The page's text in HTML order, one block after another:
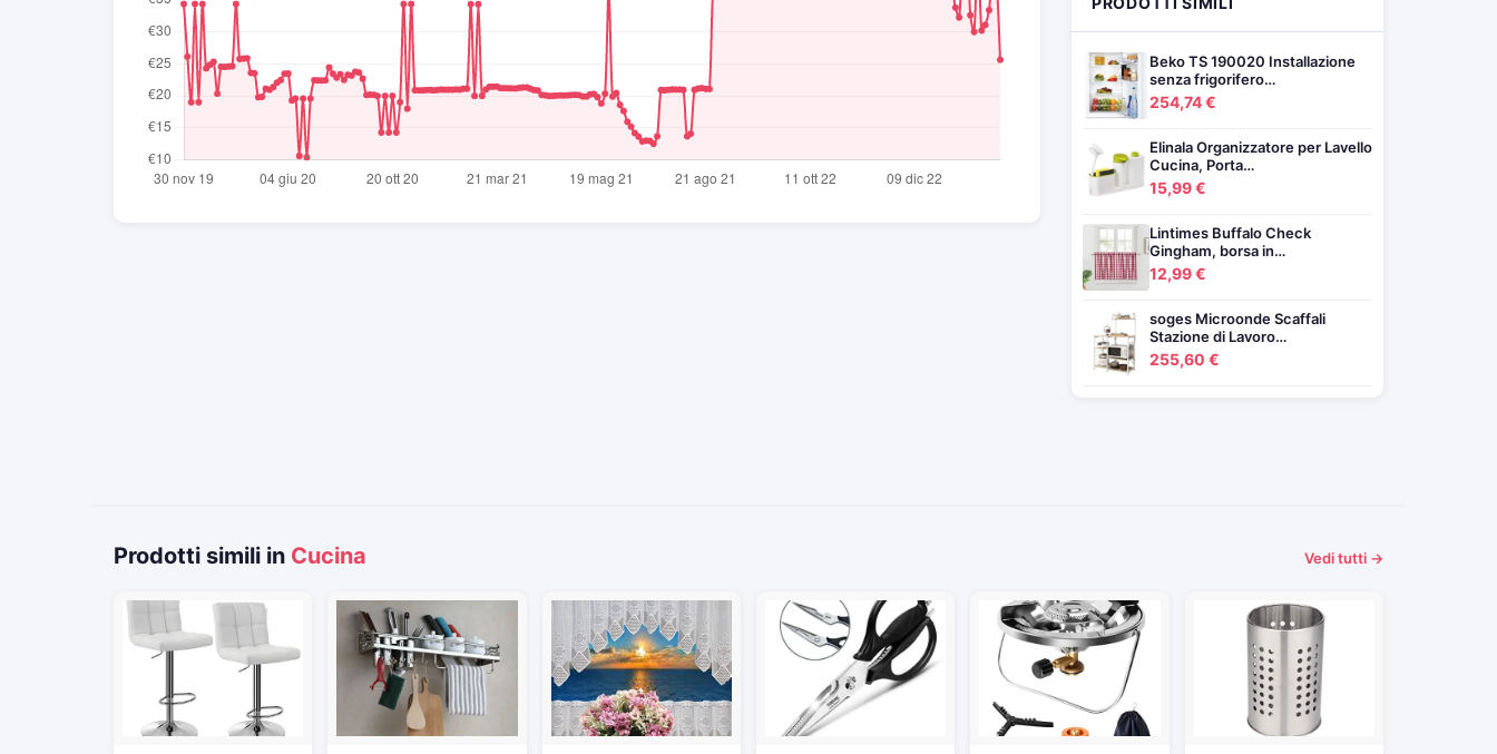
Beko TS 190020 Installazione
senza frigorifero…
254,74 €
Elinala Organizzatore per Lavello
Cucina, Porta…
15,99 €
Lintimes Buffalo Check
Gingham, borsa in…
12,99 €
soges Microonde Scaffali
Stazione di Lavoro…
255,60 €
Prodotti simili in Cucina Vedi tutti →